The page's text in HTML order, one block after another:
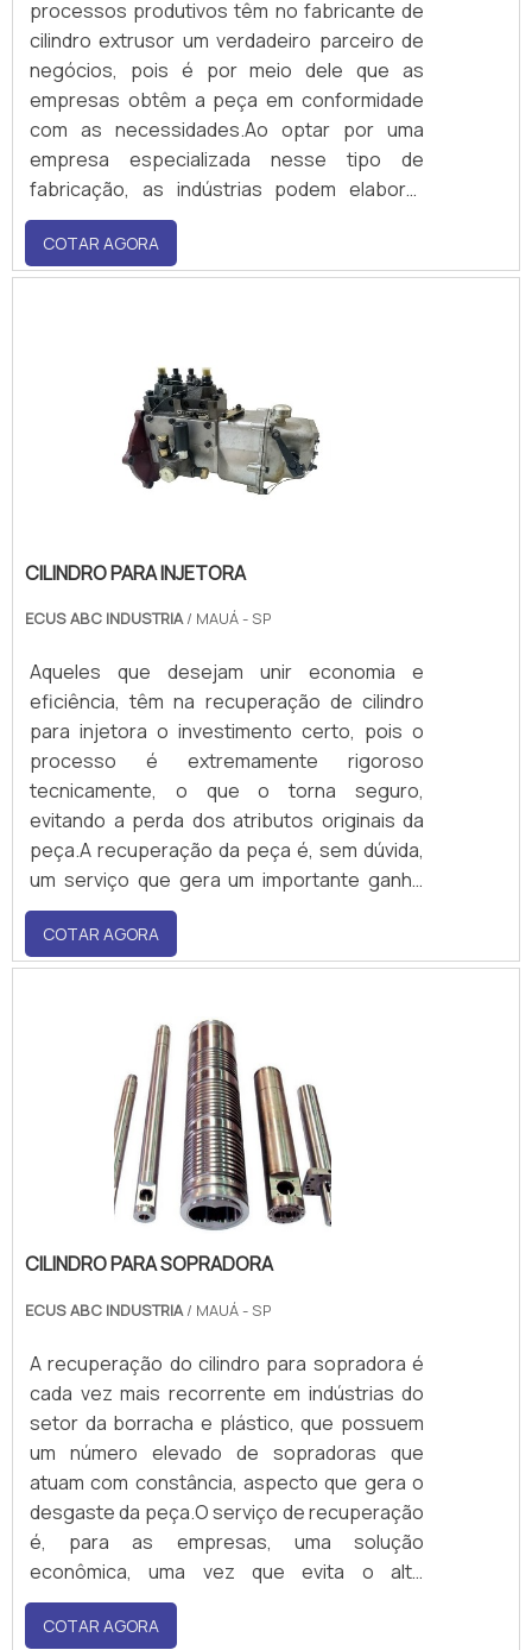
processos produtivos têm no fabricante de
cilindro extrusor um verdadeiro parceiro de
negócios, pois é por meio dele que as
empresas obtêm a peça em conformidade
com as necessidades.Ao optar por uma
empresa especializada nesse tipo de
fabricação, as indústrias podem elaborar
projetos personalizados, ou seja, o cilindro
pode contar com geometrias variadas, que
sejam ideias para a confecção de novos
COTAR AGORA
CILINDRO PARA INJETORA
ECUS ABC INDUSTRIA/ MAUÁ - SP
Aqueles que desejam unir economia e
eficiência, têm na recuperação de cilindro
para injetora o investimento certo, pois o
processo é extremamente rigoroso
tecnicamente, o que o torna seguro,
evitando a perda dos atributos originais da
peça.A recuperação da peça é, sem dúvida,
um serviço que gera um importante ganho
econômico, pois o custo, se equiparado com
um cilindro novo, é menor. Ademais, o
componente restabelecido conta ainda com
culminando desta forma, n.
COTAR AGORA
CILINDRO PARA SOPRADORA
ECUS ABC INDUSTRIA/ MAUÁ - SP
A recuperação do cilindro para sopradora é
cada vez mais recorrente em indústrias do
setor da borracha e plástico, que possuem
um número elevado de sopradoras que
atuam com constância, aspecto que gera o
desgaste da peça.O serviço de recuperação
é, para as empresas, uma solução
econômica, uma vez que evita o alto
investimento em um novo cilindro, resultando
em uma economia substancial, devido à
COTAR AGORA